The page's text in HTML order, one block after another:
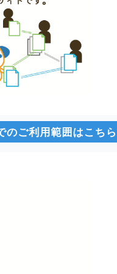
ご利用範囲はこちら